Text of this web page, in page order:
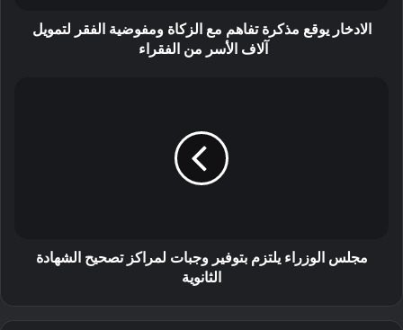
الادخار يوقع مذكرة تفاهم مع الزكاة ومفوضية الفقر لتمويل
آلاف الأسر من الفقراء
مجلس الوزراء يلتزم بتوفير وجبات لمراكز تصحيح الشهادة
الثانوية